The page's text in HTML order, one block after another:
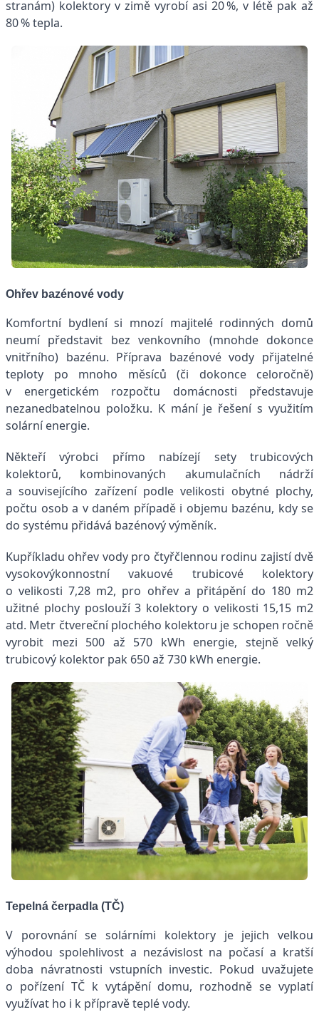
stranám) kolektory v zimě vyrobí asi 20 %, v létě pak až
80 % tepla.
Ohřev bazénové vody
Komfortní bydlení si mnozí majitelé rodinných domů
neumí představit bez venkovního (mnohde dokonce
vnitřního) bazénu. Příprava bazénové vody přijatelné
teploty po mnoho měsíců (či dokonce celoročně)
v energetickém rozpočtu domácnosti představuje
nezanedbatelnou položku. K mání je řešení s využitím
solární energie.
Někteří výrobci přímo nabízejí sety trubicových
kolektorů, kombinovaných akumulačních nádrží
a souvisejícího zařízení podle velikosti obytné plochy,
počtu osob a v daném případě i objemu bazénu, kdy se
do systému přidává bazénový výměník.
Kupříkladu ohřev vody pro čtyřčlennou rodinu zajistí dvě
vysokovýkonnostní vakuové trubicové kolektory
o velikosti 7,28 m2, pro ohřev a přitápění do 180 m2
užitné plochy poslouží 3 kolektory o velikosti 15,15 m2
atd. Metr čtvereční plochého kolektoru je schopen ročně
vyrobit mezi 500 až 570 kWh energie, stejně velký
trubicový kolektor pak 650 až 730 kWh energie.
Tepelná čerpadla (TČ)
V porovnání se solárními kolektory je jejich velkou
výhodou spolehlivost a nezávislost na počasí a kratší
doba návratnosti vstupních investic. Pokud uvažujete
o pořízení TČ k vytápění domu, rozhodně se vyplatí
využívat ho i k přípravě teplé vody.